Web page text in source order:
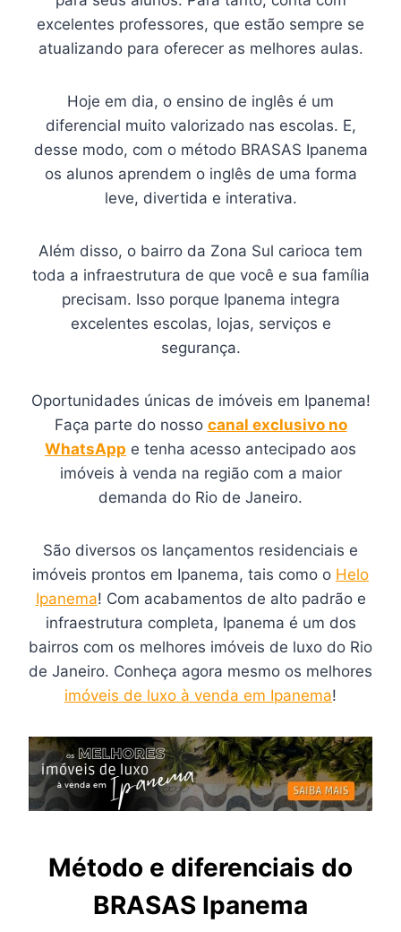
excelentes professores, que estão sempre se
atualizando para oferecer as melhores aulas.
Hoje em dia, o ensino de inglês é um
diferencial muito valorizado nas escolas. E,
desse modo, com o método BRASAS Ipanema
os alunos aprendem o inglês de uma forma
leve, divertida e interativa.
Além disso, o bairro da Zona Sul carioca tem
toda a infraestrutura de que você e sua família
precisam. Isso porque Ipanema integra
excelentes escolas, lojas, serviços e
segurança.
Oportunidades únicas de imóveis em Ipanema!
Faça parte do nosso canal exclusivo no
WhatsApp e tenha acesso antecipado aos
imóveis à venda na região com a maior
demanda do Rio de Janeiro.
São diversos os lançamentos residenciais e
imóveis prontos em Ipanema, tais como o Helo
Ipanema! Com acabamentos de alto padrão e
infraestrutura completa, Ipanema é um dos
bairros com os melhores imóveis de luxo do Rio
de Janeiro. Conheça agora mesmo os melhores
imóveis de luxo à venda em Ipanema!
Método e diferenciais do
BRASAS Ipanema